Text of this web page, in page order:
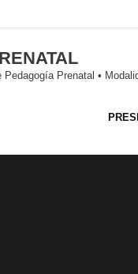
Pedagogía Prenatal •